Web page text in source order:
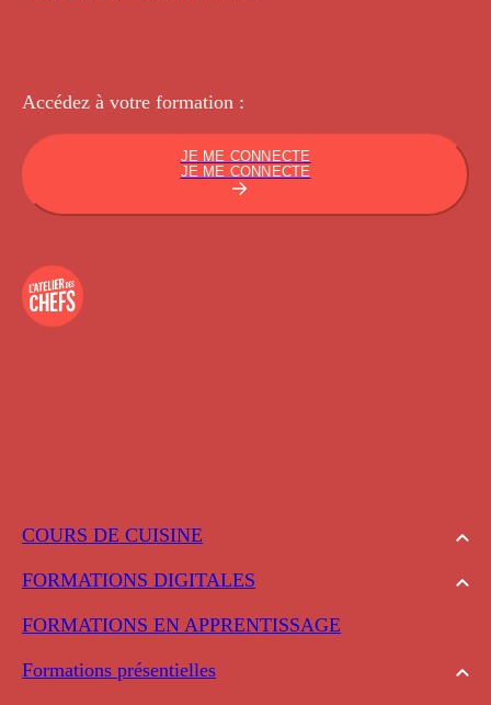
COURS DE CUISINE
FORMATIONS DIGITALES
FORMATIONS EN APPRENTISSAGE
Formations présentielles
Accédez à votre formation :
JE ME CONNECTE
JE ME CONNECTE